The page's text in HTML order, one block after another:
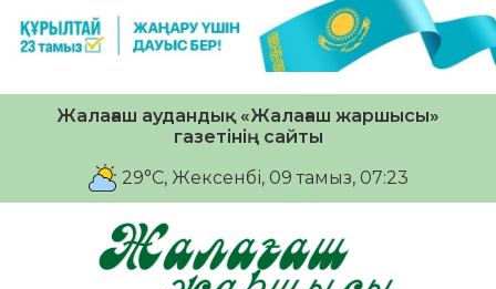
Жалағаш аудандық «Жалағаш жаршысы»
газетінің сайты
29°C, Жексенбі, 09 тамыз, 07:23